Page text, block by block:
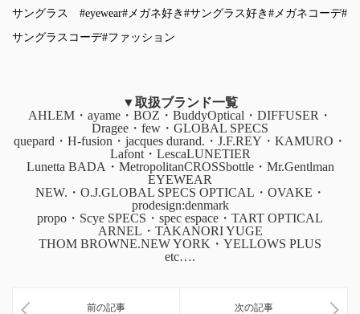
サングラス
#eyewear#メガネ好き #サングラス好き #メガネコーデ#
サングラスコーデ#ファッション
▼取扱ブランド一覧
AHLEM・ayame・BOZ・BuddyOptical・DIFFUSER・
Dragee・few・GLOBAL SPECS
quepard・H-fusion・jacques durand.・J.F.REY・KAMURO・
Lafont・LescaLUNETIER
Lunetta BADA・MetropolitanCROSSbottle・Mr.Gentlman
EYEWEAR
NEW.・O.J.GLOBAL SPECS OPTICAL・OVAKE・
prodesign:denmark
propo・Scye SPECS・spec espace・TART OPTICAL
ARNEL・TAKANORI YUGE
THOM BROWNE.NEW YORK・YELLOWS PLUS
etc….
前の記事 次の記事